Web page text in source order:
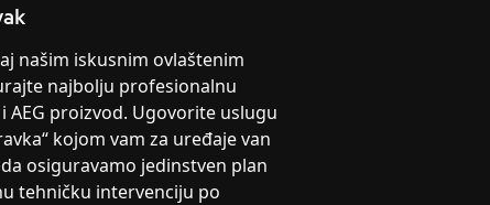
našim iskusnim ovlaštenim
najbolju profesionalnu
AEG proizvod. Ugovorite uslugu
kojom vam za uređaje van
osiguravamo jedinstven plan
tehničku intervenciju po